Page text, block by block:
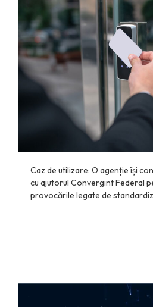
Caz de utilizare: O agenție își
cu ajutorul Convergint Federal
provocările legate de